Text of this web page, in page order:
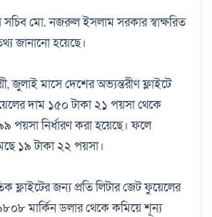
সচিব মো. নজরুল ইসলাম সরকার স্বাক্ষরিত
জানানো হয়েছে।
জুলাই মাসে দেশের অভ্যন্তরীণ ফ্লাইটে
দাম ১৫০ টাকা ২১ পয়সা থেকে
পয়সা নির্ধারণ করা হয়েছে। ফলে
১৯ টাকা ২২ পয়সা।
ফ্লাইটের জন্য প্রতি লিটার জেট ফুয়েলের
মার্কিন ডলার থেকে কমিয়ে শূন্য